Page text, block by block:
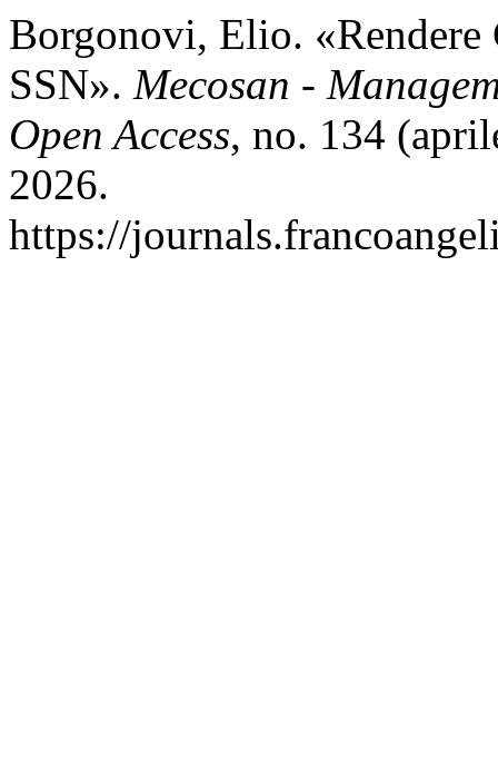
Borgonovi, Elio.
SSN». Mecosan -
Open Access, no. 134
2026.
https://